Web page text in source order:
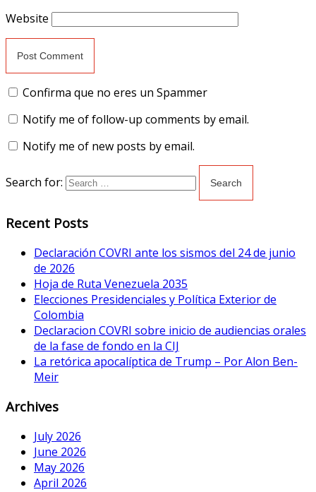
Website
Confirma que no eres un Spammer
Notify me of follow-up comments by email.
Notify me of new posts by email.
Search for:
Recent Posts
Declaración COVRI ante los sismos del 24 de junio
de 2026
Hoja de Ruta Venezuela 2035
Elecciones Presidenciales y Política Exterior de
Colombia
Declaracion COVRI sobre inicio de audiencias orales
de la fase de fondo en la CIJ
La retórica apocalíptica de Trump – Por Alon Ben-
Meir
Archives
July 2026
June 2026
May 2026
April 2026